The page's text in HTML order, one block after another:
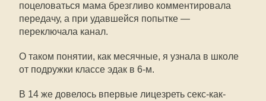
поцеловаться мама брезгливо комментировала
передачу, а при удавшейся попытке —
переключала канал.
О таком понятии, как месячные, я узнала в школе
от подружки классе эдак в 6-м.
В 14 же довелось впервые лицезреть секс-как-